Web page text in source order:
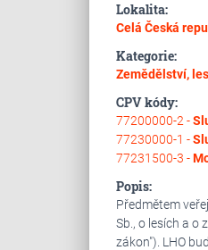
Lokalita:
Celá Česká
Kategorie:
Zemědělství,
CPV kódy:
77200000-2 -
77230000-1 -
77231500-3 -
Popis:
Předmětem
Sb., o lesích a o
zákon"). LHO